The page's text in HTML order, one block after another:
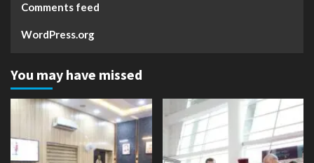
Comments feed
WordPress.org
You may have missed